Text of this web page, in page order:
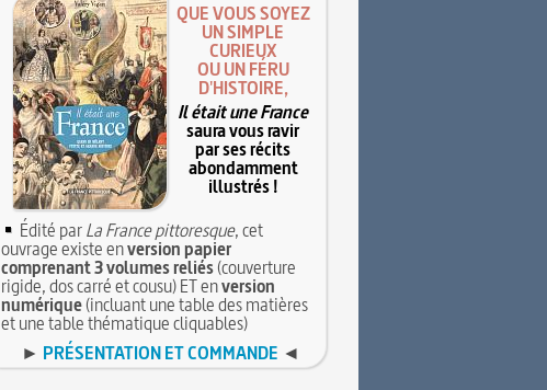
QUE VOUS SOYEZ
UN SIMPLE
CURIEUX
OU UN FÉRU
D'HISTOIRE,
Il était une France
saura vous ravir
par ses récits
abondamment
illustrés !
Édité parLa France pittoresque, cet
ouvrage existe enversion papier
comprenant 3 volumes reliés(couverture
rigide, dos carré et cousu) ET enversion
numérique(incluant une table des matières
et une table thématique cliquables)
► PRÉSENTATION ET COMMANDE ◄